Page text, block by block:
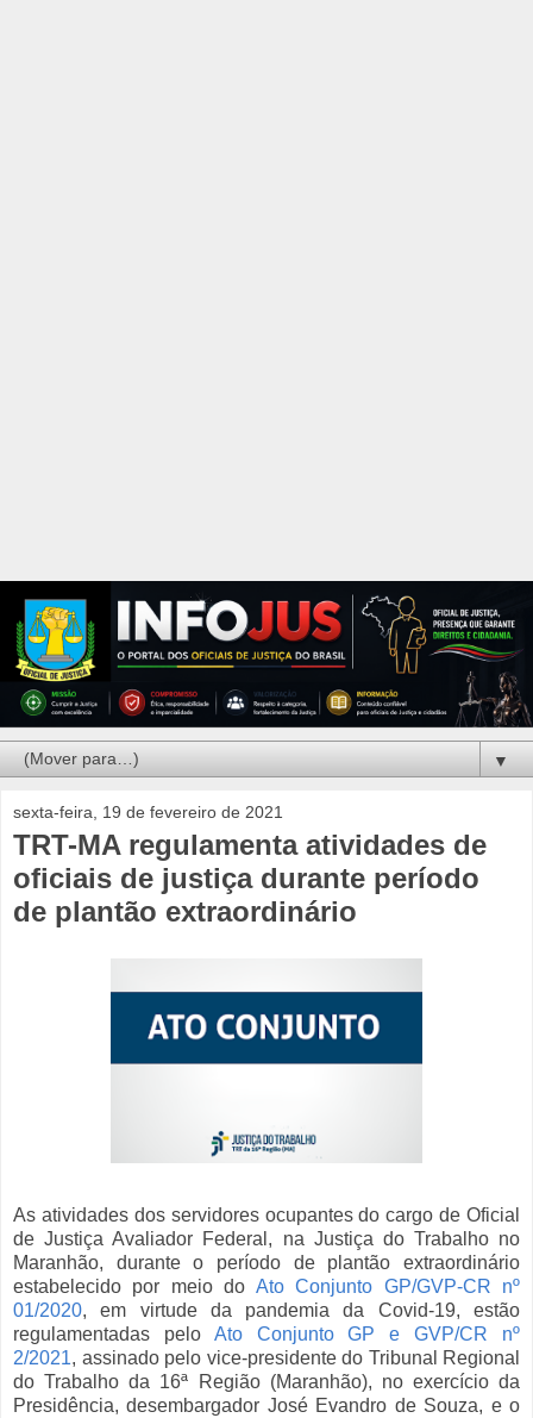
▼
sexta-feira, 19 de fevereiro de 2021
TRT-MA regulamenta atividades de
oficiais de justiça durante período
de plantão extraordinário
As atividades dos servidores ocupantes do cargo de Oficial
de Justiça Avaliador Federal, na Justiça do Trabalho no
Maranhão, durante o período de plantão extraordinário
estabelecido por meio do Ato Conjunto GP/GVP-CR nº
01/2020, em virtude da pandemia da Covid-19, estão
regulamentadas pelo Ato Conjunto GP e GVP/CR nº
2/2021, assinado pelo vice-presidente do Tribunal Regional
do Trabalho da 16ª Região (Maranhão), no exercício da
Presidência, desembargador José Evandro de Souza, e o